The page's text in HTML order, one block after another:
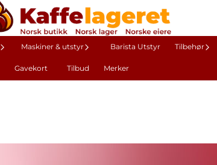
Maskiner & utstyr Barista Utstyr Tilbehør
Gavekort Tilbud Merker